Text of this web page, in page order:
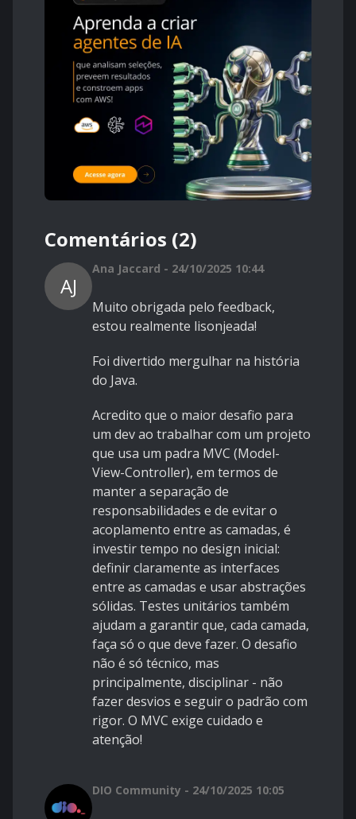
Comentários (2)
AJ
Ana Jaccard - 24/10/2025 10:44
Muito obrigada pelo feedback,
estou realmente lisonjeada!
Foi divertido mergulhar na história
do Java.
Acredito que o maior desafio para
um dev ao trabalhar com um projeto
que usa um padra MVC (Model-
View-Controller), em termos de
manter a separação de
responsabilidades e de evitar o
acoplamento entre as camadas, é
investir tempo no design inicial:
definir claramente as interfaces
entre as camadas e usar abstrações
sólidas. Testes unitários também
ajudam a garantir que, cada camada,
faça só o que deve fazer. O desafio
não é só técnico, mas
principalmente, disciplinar - não
fazer desvios e seguir o padrão com
rigor. O MVC exige cuidado e
atenção!
DIO Community - 24/10/2025 10:05